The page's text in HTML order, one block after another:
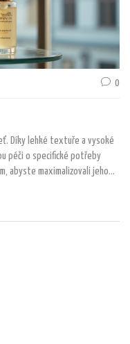
0
Díky lehké textuře a vysoké
péči o specifické potřeby
abyste maximalizovali jeho